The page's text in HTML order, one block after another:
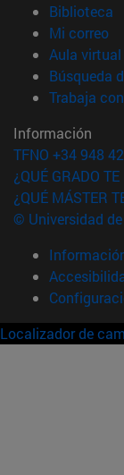
Biblioteca
Mi correo
Aula virtual
Búsqueda
Trabaja
Información
TFNO +34 948
¿QUÉ GRADO
¿QUÉ MÁSTER
© Universidad
Localizador de